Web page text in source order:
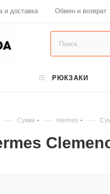
и доставка Обмен и возврат
РЮКЗАКИ
— Сумки — Hermes —